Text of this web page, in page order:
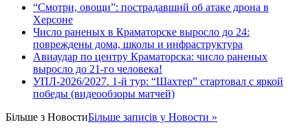
“Смотри, овощи”: пострадавший об атаке дрона в
Херсоне
Число раненых в Краматорске выросло до 24:
повреждены дома, школы и инфраструктура
Авиаудар по центру Краматорска: число раненых
выросло до 21-го человека!
УПЛ-2026/2027. 1-й тур: “Шахтер” стартовал с яркой
победы (видеообзоры матчей)
Більше з НовостиБільше записів у Новости »